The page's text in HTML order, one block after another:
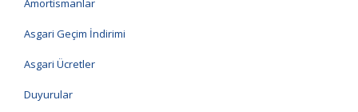
Amortismanlar
Asgari Geçim İndirimi
Asgari Ücretler
Duyurular